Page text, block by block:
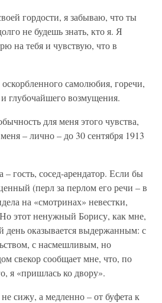
гордости, я забываю, что ты
не будешь знать, кто я. Я
на тебя и чувствую, что в
самолюбия, горечи,
глубочайшего возмущения.
для меня этого чувства,
– лично – до 30 сентября 1913
гость, сосед-арендатор. Если бы
(перл за перлом его речи – в
на «смотринах» невестки,
этот ненужный Борису, как мне,
день оказывается выдержанным: с
с насмешливым, но
свекор сообщает мне, что, по
я «пришлась ко двору».
сижу, а медленно – от буфета к